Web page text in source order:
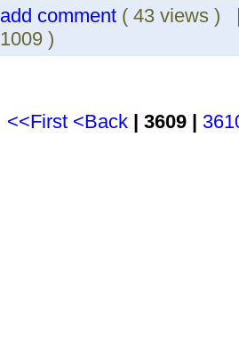
add comment ( 43 views
1009 )
<<First <Back | 3609 |